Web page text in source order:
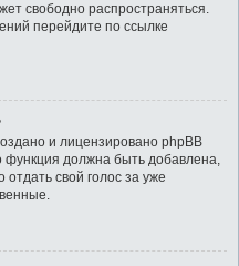
свободно распространяться.
перейдите по ссылке
и лицензировано phpBB
функция должна быть добавлена,
отдать свой голос за уже